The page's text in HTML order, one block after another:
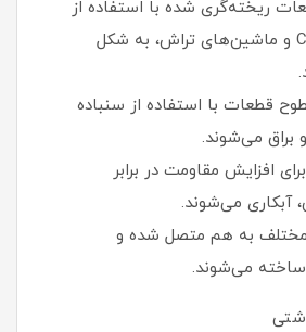
ریخته‌گری شده با استفاده از
دستگاه‌های CNC و ماشین‌های تراش، به شکل
قطعات با استفاده از سنباده
می‌شوند.
افزایش مقاومت در برابر
آبکاری می‌شوند.
مختلف به هم متصل شده و
ساخته می‌شوند.